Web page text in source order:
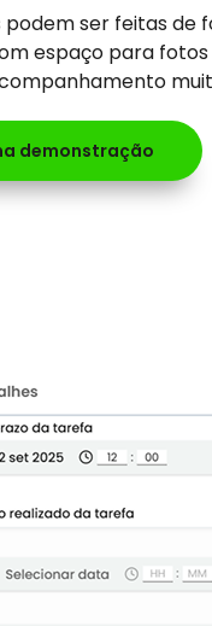
podem ser feitas de
espaço para
demonstração